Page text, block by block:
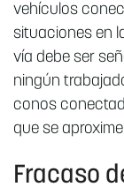
vehículos
situaciones en
vía debe ser
ningún
conos
que se
Fracaso